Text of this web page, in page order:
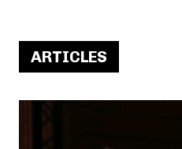
ARTICLES